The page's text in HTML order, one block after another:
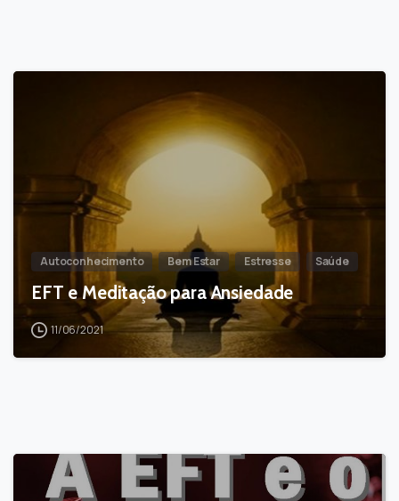
Autoconhecimento Bem Estar Estresse Saúde
EFT e Meditação para Ansiedade
11/06/2021
-